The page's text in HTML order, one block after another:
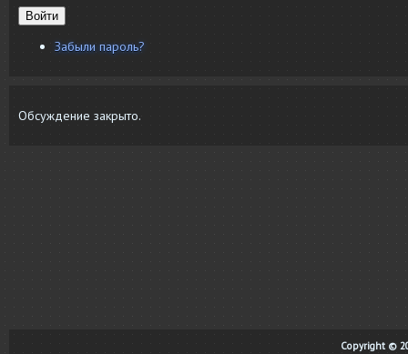
Войти
Забыли пароль?
Обсуждение закрыто.
Copyright ©